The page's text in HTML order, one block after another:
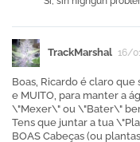
TrackMarshal 16/
Boas, Ricardo é claro
e MUITO, para manter a
\"Mexer\" ou \"Bater\"
Tens que juntar a tua
BOAS Cabeças (ou